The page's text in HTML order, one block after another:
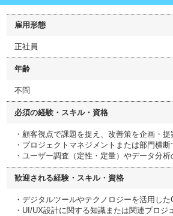
雇用形態
正社員
年齢
不問
必須の経験・スキル・資格
・顧客視点で課題を捉え、改善策を企画・
・プロジェクトマネジメントまたは部門横
・ユーザー調査（定性・定量）やデータ分
歓迎される経験・スキル・資格
・デジタルツールやテクノロジーを活用し
・UI/UX設計に関する知識または関連プロジ